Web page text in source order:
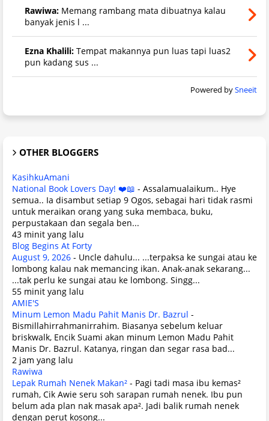
Rawiwa: Memang rambang mata dibuatnya kalau
banyak jenis l ...
Ezna Khalili: Tempat makannya pun luas tapi luas2
pun kadang sus ...
Powered bySneeit
OTHER BLOGGERS
KasihkuAmani
National Book Lovers Day! ❤️📖 - Assalamualaikum.. Hye
semua.. Ia disambut setiap 9 Ogos, sebagai hari tidak rasmi
untuk meraikan orang yang suka membaca, buku,
perpustakaan dan segala ben...
43 minit yang lalu
Blog Begins At Forty
August 9, 2026 - Uncle dahulu... ...terpaksa ke sungai atau ke
lombong kalau nak memancing ikan. Anak-anak sekarang...
...tak perlu ke sungai atau ke lombong. Singg...
55 minit yang lalu
AMIE'S
Minum Lemon Madu Pahit Manis Dr. Bazrul -
Bismillahirrahmanirrahim. Biasanya sebelum keluar
briskwalk, Encik Suami akan minum Lemon Madu Pahit
Manis Dr. Bazrul. Katanya, ringan dan segar rasa bad...
2 jam yang lalu
Rawiwa
Lepak Rumah Nenek Makan² - Pagi tadi masa ibu kemas²
rumah, Cik Awie seru soh sarapan rumah nenek. Ibu pun
belum ada plan nak masak apa². Jadi balik rumah nenek
dengan perut kosong...